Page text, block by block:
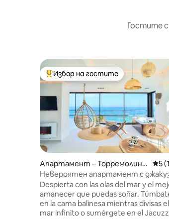
Гостите
Най-популярен избор на гостите
Избор на гостите
Апартамент – Торремолино
с
5
Невероятен апартамент с
на плажа Савана
Despierta con las olas del mar y el
amanecer que puedas soñar.
en la cama balinesa mientras divisas el
mar infinito o sumérgete en el